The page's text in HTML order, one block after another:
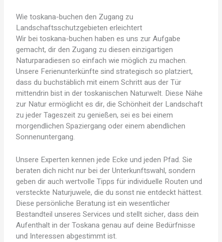
Wie toskana-buchen den Zugang zu
Landschaftsschutzgebieten erleichtert
Wir bei toskana-buchen haben es uns zur Aufgabe
gemacht, dir den Zugang zu diesen einzigartigen
Naturparadiesen so einfach wie möglich zu machen.
Unsere Ferienunterkünfte sind strategisch so platziert,
dass du buchstäblich mit einem Schritt aus der Tür
mittendrin bist in der toskanischen Naturwelt. Diese Nähe
zur Natur ermöglicht es dir, die Schönheit der Landschaft
zu jeder Tageszeit zu genießen, sei es bei einem
morgendlichen Spaziergang oder einem abendlichen
Sonnenuntergang.
Unsere Experten kennen jede Ecke und jeden Pfad. Sie
beraten dich nicht nur bei der Unterkunftswahl, sondern
geben dir auch wertvolle Tipps für individuelle Routen und
versteckte Naturjuwele, die du sonst nie entdeckt hättest.
Diese persönliche Beratung ist ein wesentlicher
Bestandteil unseres Services und stellt sicher, dass dein
Aufenthalt in der Toskana genau auf deine Bedürfnisse
und Interessen abgestimmt ist.